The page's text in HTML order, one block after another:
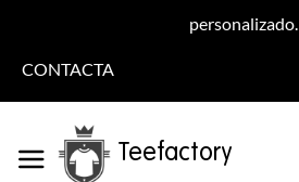
personalizado.
CONTACTA
Teefactory